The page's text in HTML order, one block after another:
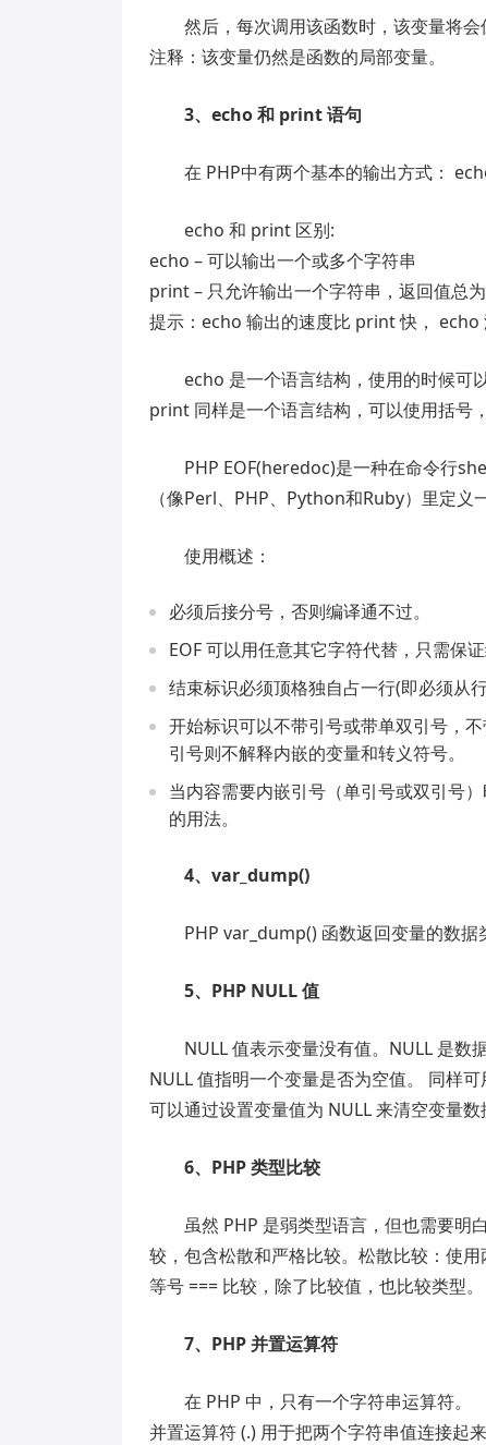
然后，每次调用该函数时，该变量将会
注释：该变量仍然是函数的局部变量。
3、echo 和 print 语句
在 PHP中有两个基本的输出方式：
echo 和 print 区别:
echo – 可以输出一个或多个字符串
print – 只允许输出一个字符串，返回值总
提示：echo 输出的速度比 print 快， echo
echo 是一个语言结构，使用的时候可
print 同样是一个语言结构，可以使用括号
PHP EOF(heredoc)是一种在命令行
（像Perl、PHP、Python和Ruby）里定义
使用概述：
必须后接分号，否则编译通不过。
EOF 可以用任意其它字符代替，只需保
结束标识必须顶格独自占一行(即必须从
开始标识可以不带引号或带单双引号，
引号则不解释内嵌的变量和转义符号。
当内容需要内嵌引号（单引号或双引号
的用法。
4、var_dump()
PHP var_dump() 函数返回变量的数据
5、PHP NULL 值
NULL 值表示变量没有值。NULL 是数
NULL 值指明一个变量是否为空值。 同样可
可以通过设置变量值为 NULL 来清空变量数
6、PHP 类型比较
虽然 PHP 是弱类型语言，但也需要明
较，包含松散和严格比较。松散比较：使
等号 === 比较，除了比较值，也比较类型。
7、PHP 并置运算符
在 PHP 中，只有一个字符串运算符。
并置运算符 (.) 用于把两个字符串值连接起来